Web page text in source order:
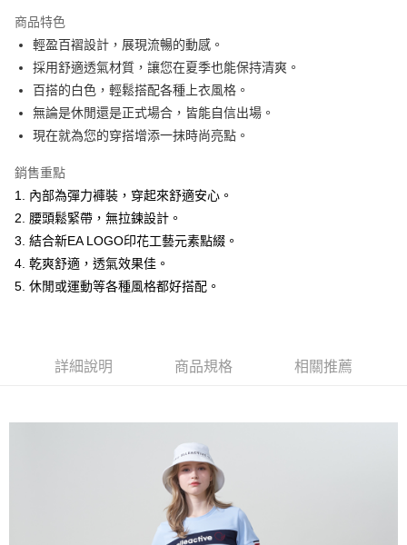
Apple Pay
悠遊付
ATM付款
全家取貨付款
每筆NT$60，滿NT$1,500(含以上)免運費
付款後全家取貨
每筆NT$60，滿NT$1,500(含以上)免運費
付款後萊爾富取貨
每筆NT$60，滿NT$1,500(含以上)免運費
商品特色
輕盈百褶設計，展現流暢的動感。
採用舒適透氣材質，讓您在夏季也能保持清爽。
百搭的白色，輕鬆搭配各種上衣風格。
無論是休閒還是正式場合，皆能自信出場。
現在就為您的穿搭增添一抹時尚亮點。
銷售重點
1. 內部為彈力褲裝，穿起來舒適安心。
2. 腰頭鬆緊帶，無拉鍊設計。
3. 結合新EA LOGO印花工藝元素點綴。
4. 乾爽舒適，透氣效果佳。
5. 休閒或運動等各種風格都好搭配。
詳細說明 商品規格 相關推薦